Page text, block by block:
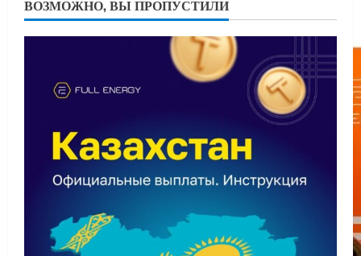
ВОЗМОЖНО, ВЫ ПРОПУСТИЛИ